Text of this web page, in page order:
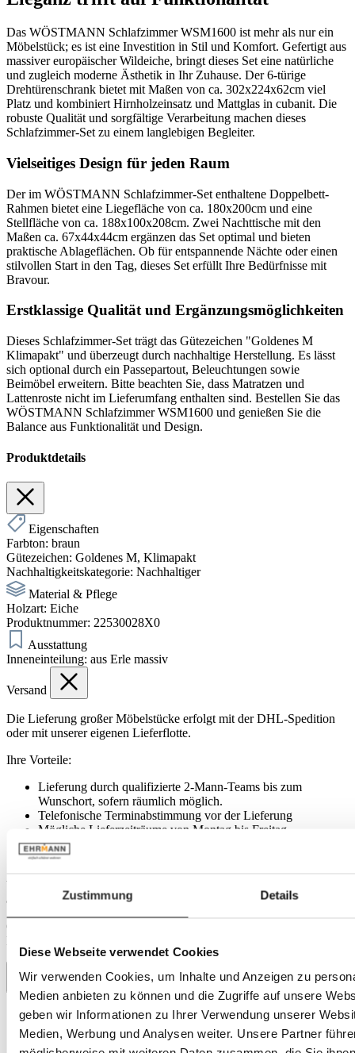
Zustimmung Details
Diese Webseite verwendet Cookies
Wir verwenden Cookies, um Inhalte und Anzeigen zu
Medien anbieten zu können und die Zugriffe auf unsere
geben wir Informationen zu Ihrer Verwendung unserer
Medien, Werbung und Analysen weiter. Unsere Partner
Das WÖSTMANN Schlafzimmer WSM1600 ist mehr als nur ein
Möbelstück; es ist eine Investition in Stil und Komfort. Gefertigt aus
massiver europäischer Wildeiche, bringt dieses Set eine natürliche
und zugleich moderne Ästhetik in Ihr Zuhause. Der 6-türige
Drehtürenschrank bietet mit Maßen von ca. 302x224x62cm viel
Platz und kombiniert Hirnholzeinsatz und Mattglas in cubanit. Die
robuste Qualität und sorgfältige Verarbeitung machen dieses
Schlafzimmer-Set zu einem langlebigen Begleiter.
Vielseitiges Design für jeden Raum
Der im WÖSTMANN Schlafzimmer-Set enthaltene Doppelbett-
Rahmen bietet eine Liegefläche von ca. 180x200cm und eine
Stellfläche von ca. 188x100x208cm. Zwei Nachttische mit den
Maßen ca. 67x44x44cm ergänzen das Set optimal und bieten
praktische Ablageflächen. Ob für entspannende Nächte oder einen
stilvollen Start in den Tag, dieses Set erfüllt Ihre Bedürfnisse mit
Bravour.
Erstklassige Qualität und Ergänzungsmöglichkeiten
Dieses Schlafzimmer-Set trägt das Gütezeichen "Goldenes M
Klimapakt" und überzeugt durch nachhaltige Herstellung. Es lässt
sich optional durch ein Passepartout, Beleuchtungen sowie
Beimöbel erweitern. Bitte beachten Sie, dass Matratzen und
Lattenroste nicht im Lieferumfang enthalten sind. Bestellen Sie das
WÖSTMANN Schlafzimmer WSM1600 und genießen Sie die
Balance aus Funktionalität und Design.
Produktdetails
Eigenschaften
Farbton: braun
Gütezeichen: Goldenes M, Klimapakt
Nachhaltigkeitskategorie: Nachhaltiger
Material & Pflege
Holzart: Eiche
Produktnummer: 22530028X0
Ausstattung
Inneneinteilung: aus Erle massiv
Versand
Die Lieferung großer Möbelstücke erfolgt mit der DHL-Spedition
oder mit unserer eigenen Lieferflotte.
Ihre Vorteile:
Lieferung durch qualifizierte 2-Mann-Teams bis zum
Wunschort, sofern räumlich möglich.
Telefonische Terminabstimmung vor der Lieferung
Mögliche Lieferzeiträume von Montag bis Freitag
Optional zubuchbare Montage gegen Aufpreis (über unser
Serviceteam)
Versandkosten: Kostenlos innerhalb unseres Liefergebietes / 49,95 €
außerhalb unseres Liefergebietes.
Ob Ihre Adresse im Liefergebiet liegt, wird automatisch über Ihre
Postleitzahl im Warenkorb geprüft.
Mehr Produkte aus dieser Serie entdecken